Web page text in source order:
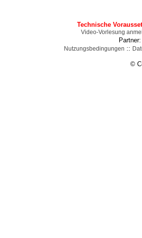
Technische
Video-Vorlesung
Nutzungsbedingungen ::
©